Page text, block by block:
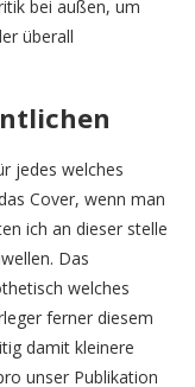
bei außen, um
überall
jedes welches
Cover, wenn man
ich an dieser stelle
Das
welches
ferner diesem
damit kleinere
unser Publikation